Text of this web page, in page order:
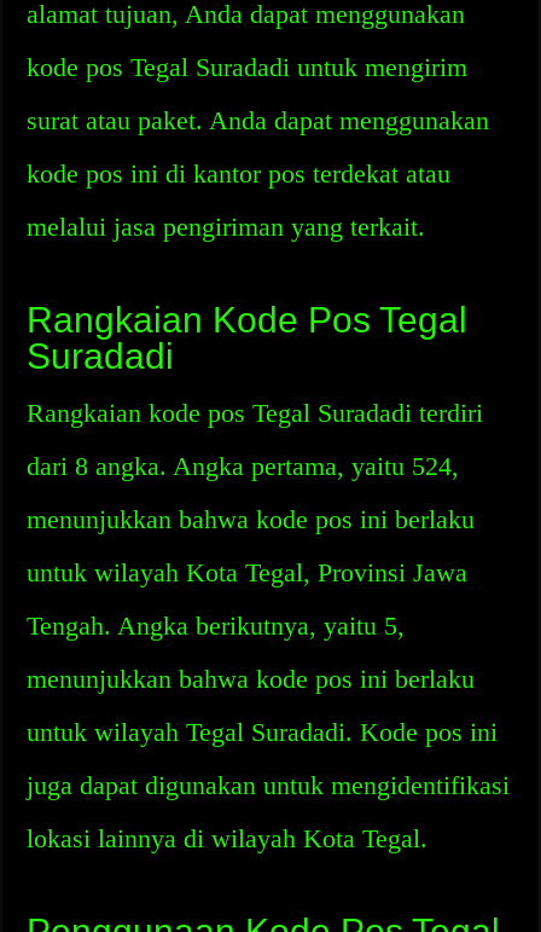
alamat tujuan, Anda dapat menggunakan
kode pos Tegal Suradadi untuk mengirim
surat atau paket. Anda dapat menggunakan
kode pos ini di kantor pos terdekat atau
melalui jasa pengiriman yang terkait.
Rangkaian Kode Pos Tegal
Suradadi
Rangkaian kode pos Tegal Suradadi terdiri
dari 8 angka. Angka pertama, yaitu 524,
menunjukkan bahwa kode pos ini berlaku
untuk wilayah Kota Tegal, Provinsi Jawa
Tengah. Angka berikutnya, yaitu 5,
menunjukkan bahwa kode pos ini berlaku
untuk wilayah Tegal Suradadi. Kode pos ini
juga dapat digunakan untuk mengidentifikasi
lokasi lainnya di wilayah Kota Tegal.